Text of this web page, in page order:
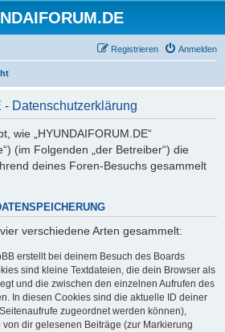
Anmelden
Registrieren
Datenschutzerklärung
wie „HYUNDAIFORUM.DE“
(im Folgenden „der Betreiber“) die
deines Foren-Besuchs gesammelt
verschiedene Arten gesammelt:
erstellt bei deinem Besuch des Boards
sind kleine Textdateien, die dein Browser als
und die zwischen den einzelnen Aufrufen des
In diesen Cookies sind die aktuelle ID deiner
zugeordnet werden können),
von dir gelesenen Beiträge (zur Markierung